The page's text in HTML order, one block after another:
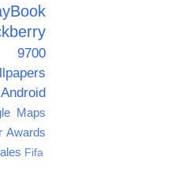
9700
Android
Maps
Awards
Fifa